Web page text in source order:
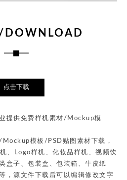
/DOWNLOAD
点击下载
提供免费样机素材/Mockup模
模板/PSD贴图素材下载，
、Logo样机、化妆品样机、视频饮
盒子、包装盒、包装箱、牛皮纸
，源文件下载后可以编辑修改文字